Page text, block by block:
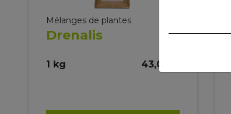
Mélanges de plantes
Drenalis
1 kg 43,00 €